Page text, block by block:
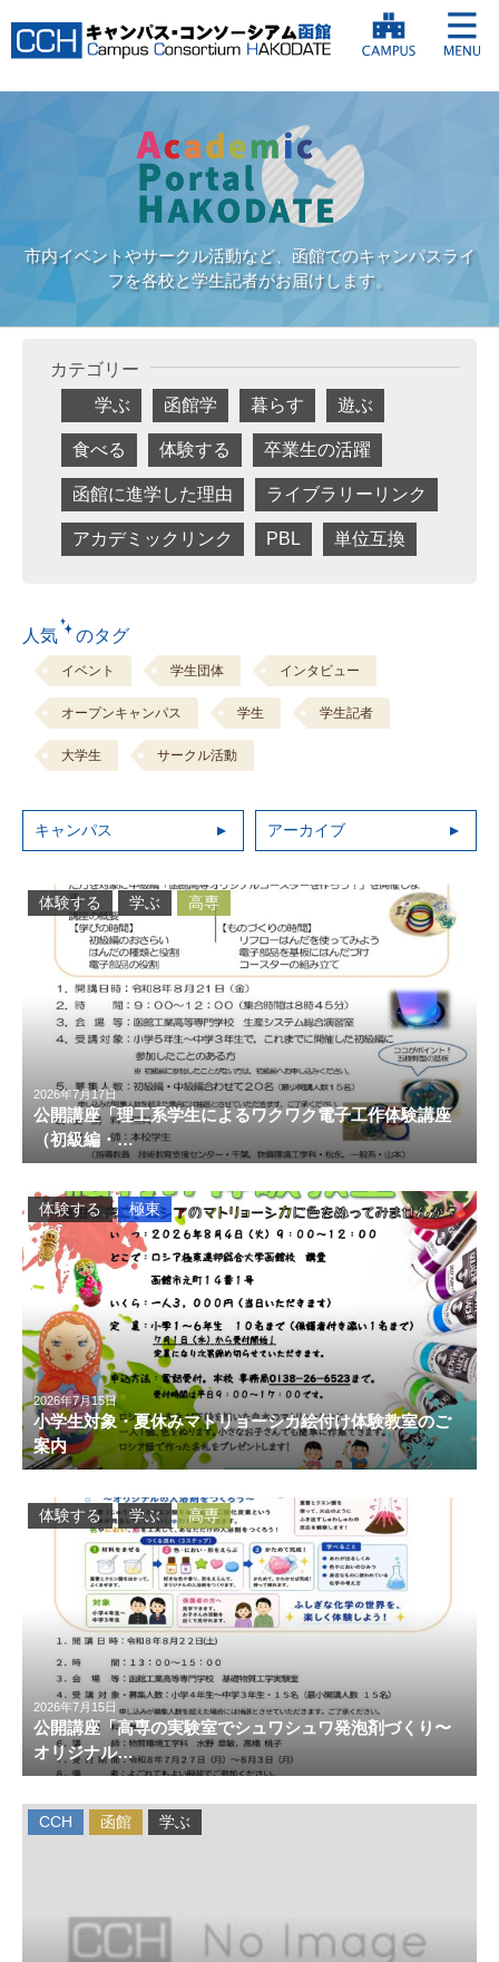
市内イベントやサークル活動など、函館でのキャンパスライ
フを各校と学生記者がお届けします。
カテゴリー
学ぶ
函館学 暮らす 遊ぶ
食べる 体験する 卒業生の活躍
函館に進学した理由 ライブラリーリンク
アカデミックリンク PBL 単位互換
人気 のタグ
イベント 学生団体 インタビュー
オープンキャンパス 学生 学生記者
大学生 サークル活動
キャンパス アーカイブ
2026年7月17日
公開講座「理工系学生によるワクワク電子工作体験講座
（初級編・…
体験する 学ぶ 高専
2026年7月15日
小学生対象・夏休みマトリョーシカ絵付け体験教室のご
案内
体験する 極東
2026年7月15日
公開講座「高専の実験室でシュワシュワ発泡剤づくり〜
オリジナル…
体験する 学ぶ 高専
CCH 函館 学ぶ